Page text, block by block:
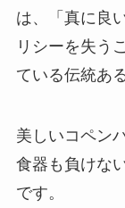
は、「真に良
リシーを失う
ている伝統あ
美しいコペン
食器も負けな
です。